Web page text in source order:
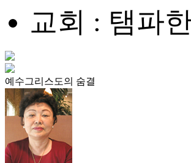
교회 : 탬파
예수그리스도의 숨결